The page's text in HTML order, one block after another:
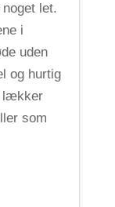
let.
i
uden
og hurtig
lækker
som